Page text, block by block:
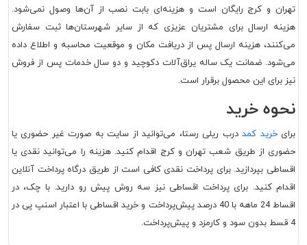
تهران و کرج رایگان است و هزینه‌ای بابت نصب از آن‌ها وصول نمی‌شود.
هزینه ارسال برای مشتریان عزیزی که از سایر شهرستان‌ها ثبت سفارش
می‌کنند، هزینه ارسال پس از دریافت مکان و موقعیت محاسبه و اطلاع داده
می‌شود. ضمانت یک ساله یراق‌آلات دکوچید و دو سال خدمات پس از فروش
نیز برای این محصول برقرار است.
نحوه خرید
برایخرید کمددرب ریلی رستا، می‌توانید از سایت به صورت غیر حضوری یا
حضوری از طریق شعب تهران و کرج اقدام کنید. هزینه را می‌توانید نقدی یا
اقساطی بپردازید. برای پرداخت نقدی کافی است از طریق درگاه پرداخت آنلاین
اقدام کنید. برای پرداخت اقساطی نیز سه روش پیش رو دارید. با چک، در
اقساط 24 ماهه با 40 درصد پیش‌پرداخت و خرید اقساطی با اعتبار اسنپ پی در
4 قسط بدون سود و کارمزد و پیش‌پرداخت.